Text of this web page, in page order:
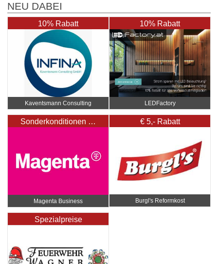
NEU DABEI
10% Rabatt
Kaventsmann Consulting
10% Rabatt
LEDFactory
Sonderkonditionen …
Magenta Business
€ 5,- Rabatt
Burgl's Reformkost
Spezialpreise